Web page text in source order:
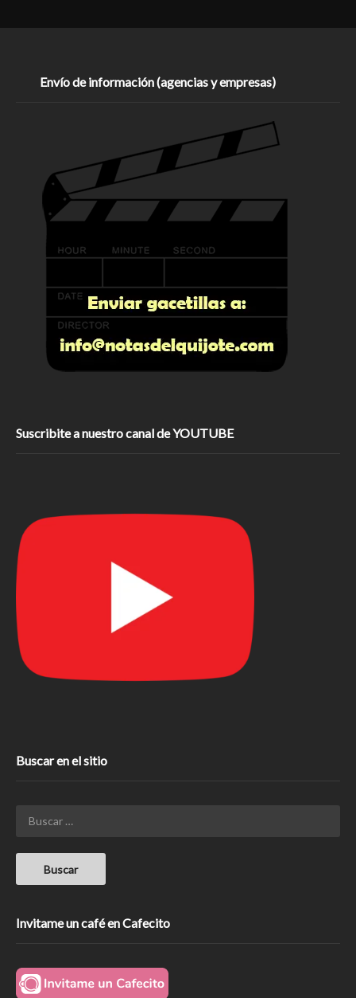
Envío de información (agencias y empresas)
Suscribite a nuestro canal de YOUTUBE
Buscar en el sitio
Invitame un café en Cafecito